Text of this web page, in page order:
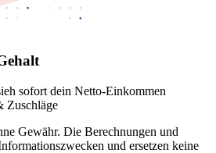
sofort dein Netto-Einkommen
Zuschläge
Gewähr. Die Berechnungen und
und ersetzen keine